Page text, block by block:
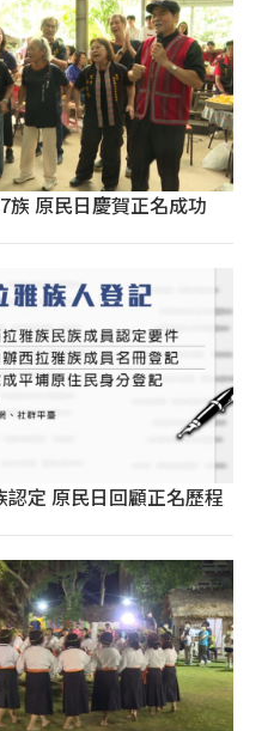
族 原民日慶賀正名成功
定 原民日回顧正名歷程